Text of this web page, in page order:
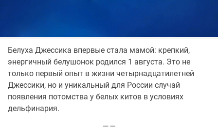
Белуха Джессика впервые стала мамой: крепкий,
энергичный белушонок родился 1 августа. Это не
только первый опыт в жизни четырнадцатилетней
Джессики, но и уникальный для России случай
появления потомства у белых китов в условиях
дельфинария.